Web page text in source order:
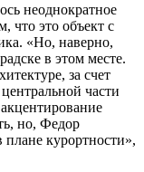
неоднократное
что это объект с
«Но, наверно,
в этом месте.
за счет
части
но, Федор
курортности»,